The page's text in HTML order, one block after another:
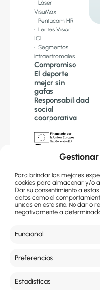
Para brindar las mejores
cookies para almacenar y/o
Dar su consentimiento a
datos como el
únicas en este sitio. No dar o
negativamente a
Funcional
Preferencias
Estadísticas
· Láser
VisuMax
· Pentacam HR
· Lentes Visian
ICL
· Segmentos
intraestromales
Compromiso
El deporte
mejor sin
gafas
Responsabilidad
social
coorporativa
«Financiado
por la Unión
Next
Generation EU.
Sin embargo,
los puntos de
vista y las
opiniones
expresadas
del autor o
autores y no
los de la Unión
Europea o la
Unión Europea